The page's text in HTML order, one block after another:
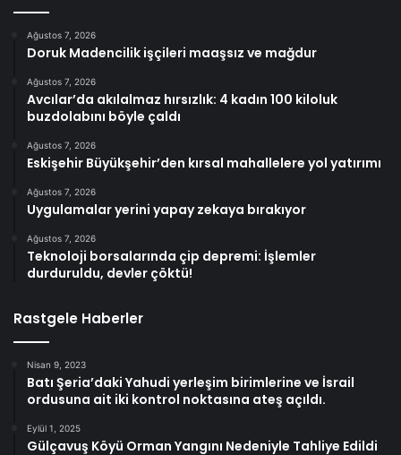
Ağustos 7, 2026
Doruk Madencilik işçileri maaşsız ve mağdur
Ağustos 7, 2026
Avcılar’da akılalmaz hırsızlık: 4 kadın 100 kiloluk
buzdolabını böyle çaldı
Ağustos 7, 2026
Eskişehir Büyükşehir’den kırsal mahallelere yol yatırımı
Ağustos 7, 2026
Uygulamalar yerini yapay zekaya bırakıyor
Ağustos 7, 2026
Teknoloji borsalarında çip depremi: İşlemler
durduruldu, devler çöktü!
Rastgele Haberler
Nisan 9, 2023
Batı Şeria’daki Yahudi yerleşim birimlerine ve İsrail
ordusuna ait iki kontrol noktasına ateş açıldı.
Eylül 1, 2025
Gülçavuş Köyü Orman Yangını Nedeniyle Tahliye Edildi